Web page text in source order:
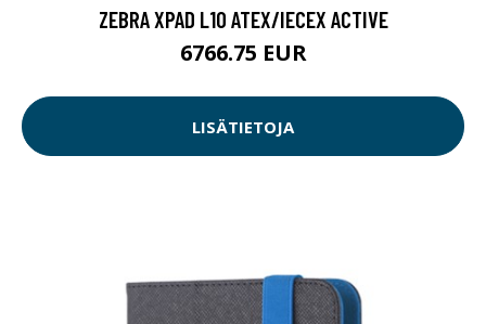
ZEBRA XPAD L10 ATEX/IECEX ACTIVE
6766.75 EUR
LISÄTIETOJA